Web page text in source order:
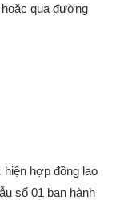
qua đường
hợp đồng lao
số 01 ban hành